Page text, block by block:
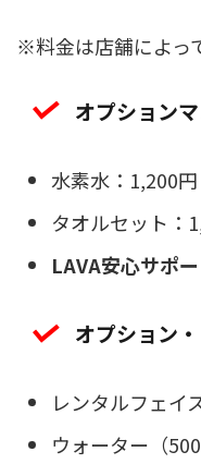
※料金は店舗によっ
オプション
水素水：1,200
タオルセット：
LAVA安心サポ
オプション
レンタルフェイ
ウォーター（